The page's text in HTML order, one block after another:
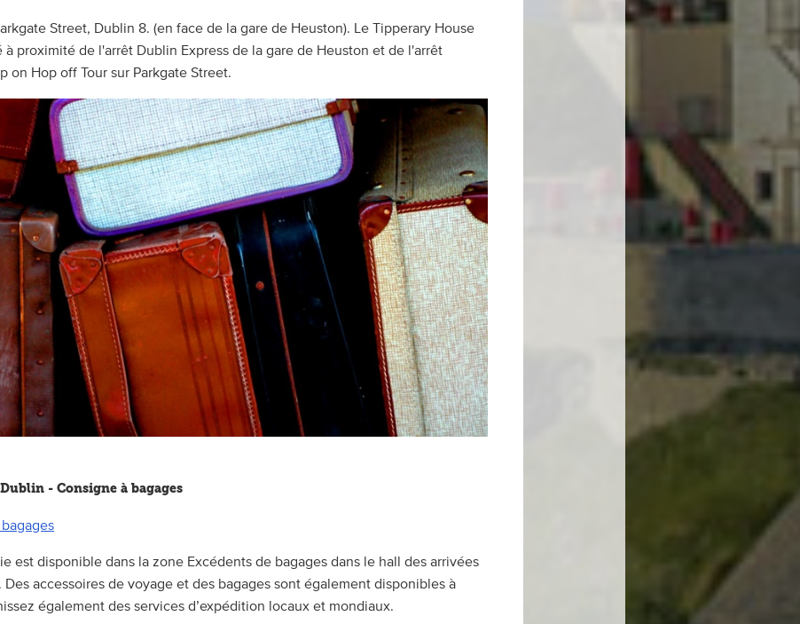
Street, Dublin 8. (en face de la gare de Heuston). Le Tipperary House
à proximité de l'arrêt Dublin Express de la gare de Heuston et de l'arrêt
on Hop off Tour sur Parkgate Street.
- Consigne à bagages
est disponible dans la zone Excédents de bagages dans le hall des arrivées
Des accessoires de voyage et des bagages sont également disponibles à
également des services d’expédition locaux et mondiaux.